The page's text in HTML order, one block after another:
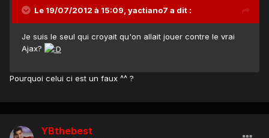
Le 19/07/2012 à 15:09, yactiano7 a dit :
Je suis le seul qui croyait qu'on allait jouer contre le vrai
Ajax?
Pourquoi celui ci est un faux ^^ ?
YBthebest